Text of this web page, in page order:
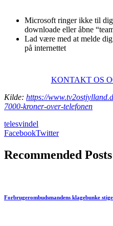
Microsoft ringer ikke til
downloade eller åbne
Lad være med at melde
på internettet
KONTAKT OS
Kilde: https://
7000-kroner-over-telefonen
telesvindel
FacebookTwitter
Recommended Posts
Forbrugerombudsmandens klagebunke